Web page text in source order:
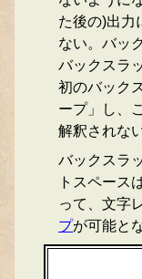
た後の)出力
ない。バッ
バックスラ
初のバック
ープ」し、
解釈されな
バックスラ
トスペース
って、文字
プが可能と